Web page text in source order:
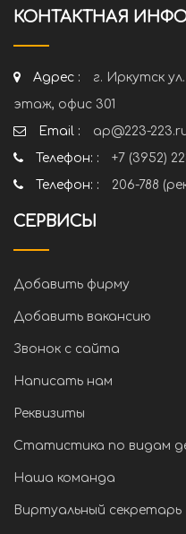
КОНТАКТНАЯ
Адрес :
г. Иркутск
этаж, офис 301
Email :
ap@223-
Телефон: :
+7 (3952)
Телефон: :
206-788
СЕРВИСЫ
Добавить фирму
Добавить вакансию
Звонок с сайта
Написать нам
Реквизиты
Статистика по видам
Наша команда
Виртуальный секретарь